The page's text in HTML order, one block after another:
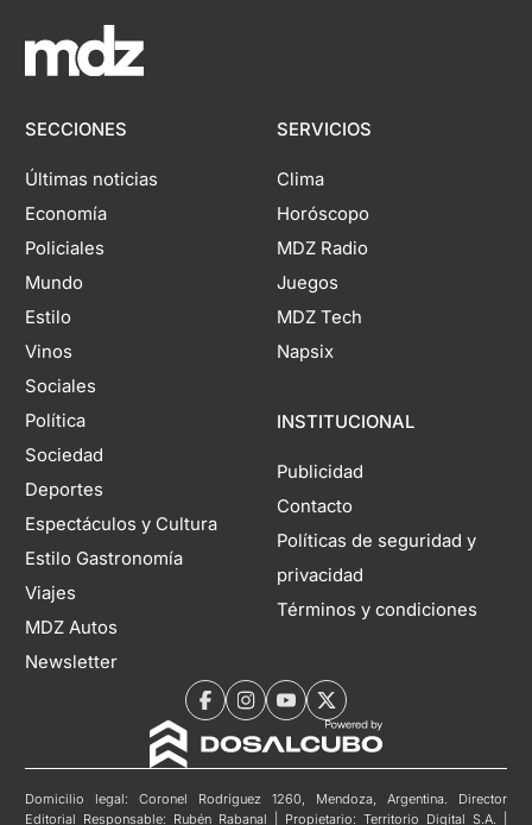
SECCIONES
Últimas noticias
Economía
Policiales
Mundo
Estilo
Vinos
Sociales
Política
Sociedad
Deportes
Espectáculos y Cultura
Estilo Gastronomía
Viajes
MDZ Autos
Newsletter
SERVICIOS
Clima
Horóscopo
MDZ Radio
Juegos
MDZ Tech
Napsix
INSTITUCIONAL
Publicidad
Contacto
Políticas de seguridad y
privacidad
Términos y condiciones
Domicilio legal: Coronel Rodríguez 1260, Mendoza, Argentina. Director
Editorial Responsable: Rubén Rabanal | Propietario: Territorio Digital S.A. |